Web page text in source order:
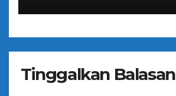
Tinggalkan Balasan